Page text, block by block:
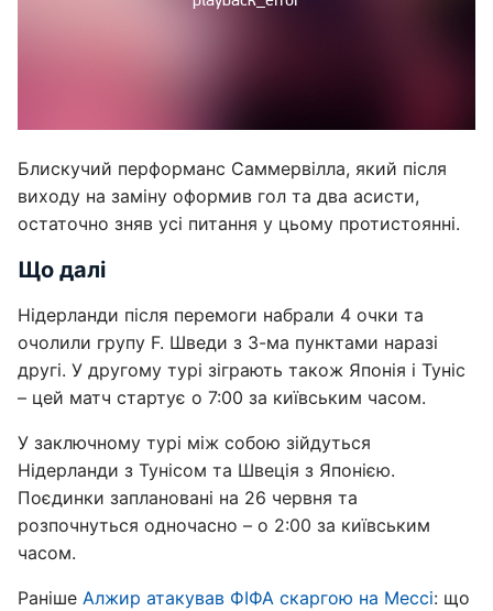
Блискучий перформанс Саммервілла, який після
виходу на заміну оформив гол та два асисти,
остаточно зняв усі питання у цьому протистоянні.
Що далі
Нідерланди після перемоги набрали 4 очки та
очолили групу F. Шведи з 3-ма пунктами наразі
другі. У другому турі зіграють також Японія і Туніс
– цей матч стартує о 7:00 за київським часом.
У заключному турі між собою зійдуться
Нідерланди з Тунісом та Швеція з Японією.
Поєдинки заплановані на 26 червня та
розпочнуться одночасно – о 2:00 за київським
часом.
Раніше Алжир атакував ФІФА скаргою на Мессі: що